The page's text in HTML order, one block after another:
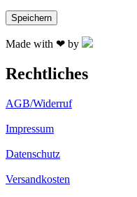
Made with ❤ by
Rechtliches
AGB/Widerruf
Impressum
Datenschutz
Versandkosten